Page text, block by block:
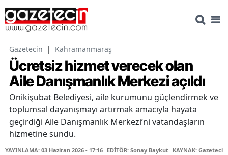
Gazetecin | Kahramanmaraş
Ücretsiz hizmet verecek olan
Aile Danışmanlık Merkezi açıldı
Onikişubat Belediyesi, aile kurumunu güçlendirmek ve
toplumsal dayanışmayı artırmak amacıyla hayata
geçirdiği Aile Danışmanlık Merkezi’ni vatandaşların
hizmetine sundu.
YAYINLAMA: 03 Haziran 2026 - 17:16 EDİTÖR: Sonay Baykut KAYNAK: Gazetecin